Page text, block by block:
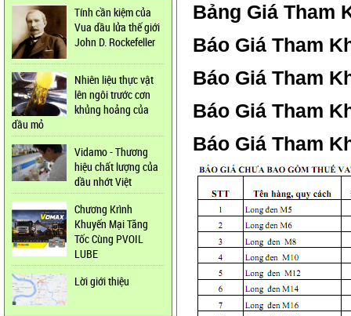
Tính cần kiệm của
Vua dầu lửa thế giới
John D. Rockefeller
Nhiên liệu thực vật
lên ngôi trước cơn
khủng hoảng của
dầu mỏ
Vidamo - Thương
hiệu chất lượng của
dầu nhớt Việt
Chương Krình
Khuyến Mại Tăng
Tốc Cùng PVOIL
LUBE
Lời giới thiệu
Bảng Giá Tham
Báo Giá Tham
Báo Giá Tham
Báo Giá Tham
Báo Giá Tham